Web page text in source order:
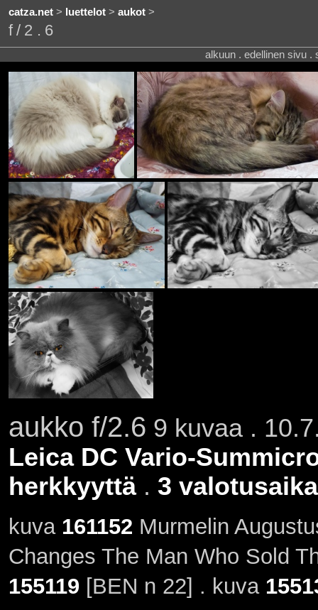
catza.net> luettelot> aukot>
f/2.6
alkuun . edellinen sivu .
aukko f/2.6 9 kuvaa .
Leica DC Vario-
herkkyyttä. 3
kuva 161152 Murmelin
Changes The Man Who Sold
155119 [BEN n 22] . kuva